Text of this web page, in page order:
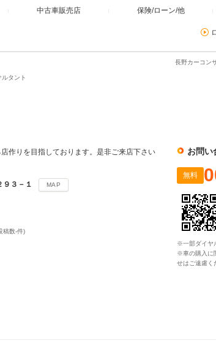
中古車販売店 保険/ローン/他
長野カーコン
タント
作りを目指しております。是非ご来店下さい
９３－１ MAP
稿数-件)
お問い
無料
※一部ダイヤ
※車の購入に
せはご遠慮く